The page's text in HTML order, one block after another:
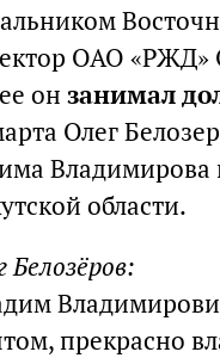
ОАО «РЖД»
он занимал
Олег
Владимирова
области.
Белозёров:
прекрасно